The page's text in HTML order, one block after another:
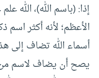
إذا: (باسم الله)، الله
الأعظم؛ لأنه أكثر اسم
أسماء الله تضاف إلى
يصح أن يضاف لاسم من